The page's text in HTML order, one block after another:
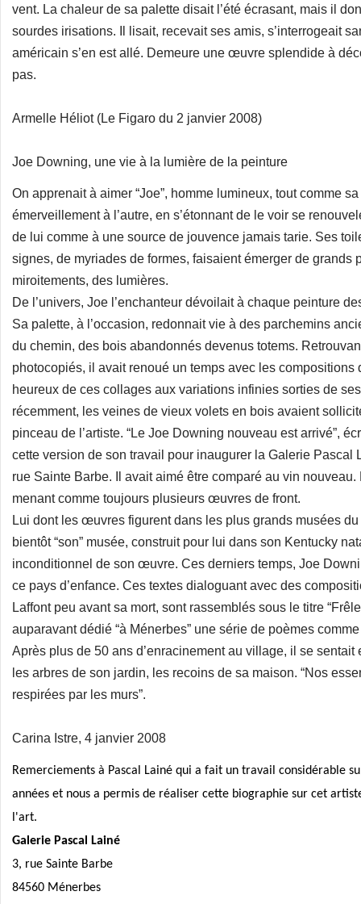
vent. La chaleur de sa palette disait l’été écrasant, mais il
sourdes irisations. Il lisait, recevait ses amis, s’interrogeait
américain s’en est allé. Demeure une œuvre splendide à
pas.
Armelle Héliot (Le Figaro du 2 janvier 2008)
Joe Downing, une vie à la lumière de la peinture
On apprenait à aimer “Joe”, homme lumineux, tout comme
émerveillement à l’autre, en s’étonnant de le voir se
de lui comme à une source de jouvence jamais tarie. Ses
signes, de myriades de formes, faisaient émerger de grands
miroitements, des lumières.
De l’univers, Joe l’enchanteur dévoilait à chaque peinture
Sa palette, à l’occasion, redonnait vie à des parchemins
du chemin, des bois abandonnés devenus totems.
photocopiés, il avait renoué un temps avec les compositions
heureux de ces collages aux variations infinies sorties de
récemment, les veines de vieux volets en bois avaient
pinceau de l’artiste. “Le Joe Downing nouveau est arrivé”,
cette version de son travail pour inaugurer la Galerie Pascal
rue Sainte Barbe. Il avait aimé être comparé au vin
menant comme toujours plusieurs œuvres de front.
Lui dont les œuvres figurent dans les plus grands musées
bientôt “son” musée, construit pour lui dans son Kentucky
inconditionnel de son œuvre. Ces derniers temps, Joe
ce pays d’enfance. Ces textes dialoguant avec des
Laffont peu avant sa mort, sont rassemblés sous le titre
auparavant dédié “à Ménerbes” une série de poèmes
Après plus de 50 ans d’enracinement au village, il se sentait
les arbres de son jardin, les recoins de sa maison. “Nos
respirées par les murs”.
Carina Istre, 4 janvier 2008
Remerciements à Pascal Lainé qui a fait un travail considérable
années et nous a permis de réaliser cette biographie sur cet
l'art.
Galerie Pascal Lainé
3, rue Sainte Barbe
84560 Ménerbes